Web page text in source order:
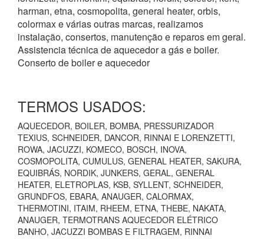
harman, etna, cosmopolita, general heater, orbis,
colormax e várias outras marcas, realizamos
instalação, consertos, manutenção e reparos em geral.
Assistencia técnica de aquecedor a gás e boiler.
Conserto de boiler e aquecedor
TERMOS USADOS:
AQUECEDOR, BOILER, BOMBA, PRESSURIZADOR
TEXIUS, SCHNEIDER, DANCOR, RINNAI E LORENZETTI,
ROWA, JACUZZI, KOMECO, BOSCH, INOVA,
COSMOPOLITA, CUMULUS, GENERAL HEATER, SAKURA,
EQUIBRÁS, NORDIK, JUNKERS, GERAL, GENERAL
HEATER, ELETROPLAS, KSB, SYLLENT, SCHNEIDER,
GRUNDFOS, EBARA, ANAUGER, CALORMAX,
THERMOTINI, ITAIM, RHEEM, ETNA, THEBE, NAKATA,
ANAUGER, TERMOTRANS AQUECEDOR ELÉTRICO
BANHO, JACUZZI BOMBAS E FILTRAGEM, RINNAI